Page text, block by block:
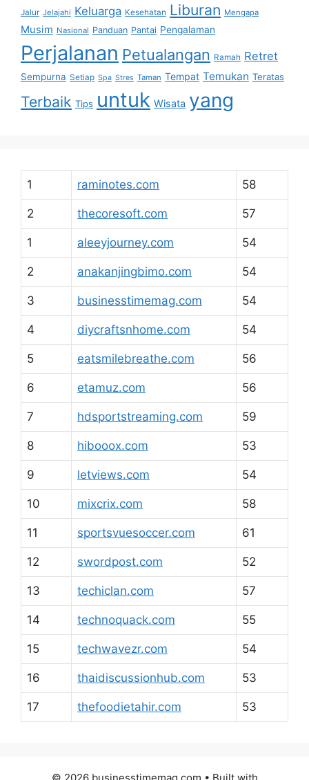
Jalur Jelajahi Keluarga Kesehatan Liburan Mengapa
Musim Nasional Panduan Pantai Pengalaman
Perjalanan Petualangan Ramah Retret
Sempurna Setiap Spa Stres Taman Tempat Temukan Teratas
Terbaik Tips untuk Wisata yang
1 raminotes.com 58
2 thecoresoft.com 57
1 aleeyjourney.com 54
2 anakanjingbimo.com 54
3 businesstimemag.com 54
4 diycraftsnhome.com 54
5 eatsmilebreathe.com 56
6 etamuz.com 56
7 hdsportstreaming.com 59
8 hibooox.com 53
9 letviews.com 54
10 mixcrix.com 58
11 sportsvuesoccer.com 61
12 swordpost.com 52
13 techiclan.com 57
14 technoquack.com 55
15 techwavezr.com 54
16 thaidiscussionhub.com 53
17 thefoodietahir.com 53